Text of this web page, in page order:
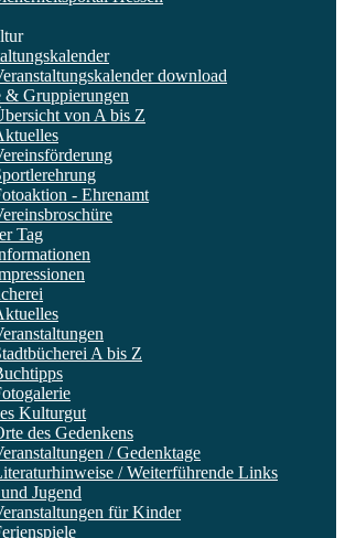
download
& Gruppierungen
von A bis Z
- Ehrenamt
Tag
A bis Z
Kulturgut
des Gedenkens
/ Gedenktage
/ Weiterführende Links
Jugend
für Kinder